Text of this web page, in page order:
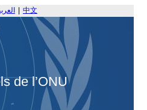
中文
de l’ONU